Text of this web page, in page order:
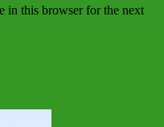
in this browser for the next